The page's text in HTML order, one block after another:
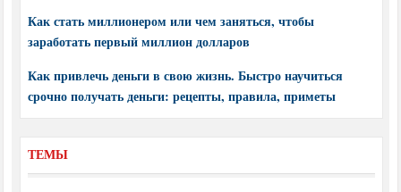
Как стать миллионером или чем заняться, чтобы
заработать первый миллион долларов
Как привлечь деньги в свою жизнь. Быстро научиться
срочно получать деньги: рецепты, правила, приметы
ТЕМЫ